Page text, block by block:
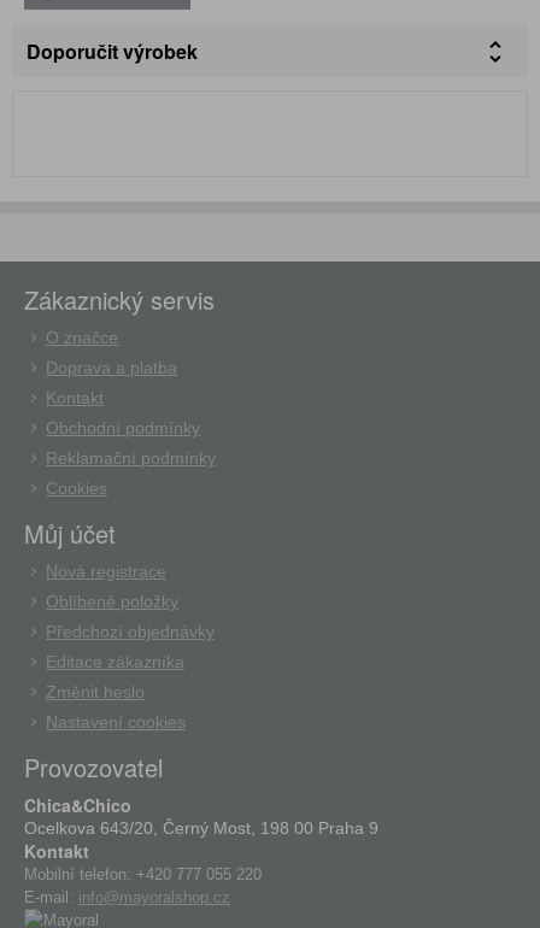
Doporučit výrobek
Zákaznický servis
O značce
Doprava a platba
Kontakt
Obchodní podmínky
Reklamační podmínky
Cookies
Můj účet
Nová registrace
Oblíbené položky
Předchozí objednávky
Editace zákazníka
Změnit heslo
Nastavení cookies
Provozovatel
Chica&Chico
Ocelkova 643/20, Černý Most, 198 00 Praha 9
Kontakt
Mobilní telefon: +420 777 055 220
E-mail: info@mayoralshop.cz